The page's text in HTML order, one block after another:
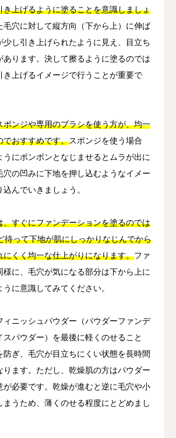
き上げるように塗ることを意識しましょ
毛穴に対して縦方向（下から上）に伸ば
少し引き上げられたように見え、目立ち
あります。決して擦るように塗るのでは
き上げるイメージで行うことが重要で
ポンジや専用のブラシを使う方が、均一
でおすすめです。スポンジを使う場合
うにポンポンとなじませるとムラが出に
穴の凹みに下地を押し込むようなイメー
んでいきましょう。
、すぐにファンデーションを塗るのでは
待って下地が肌にしっかりなじんでから
にくく均一な仕上がりになります。ファ
様に、毛穴が気になる部分は下から上に
に意識してみてください。
ィニッシュパウダー（パウダーファンデ
スパウダー）を最後に軽くのせること
防ぎ、毛穴が目立ちにくい状態を長時間
ります。ただし、乾燥肌の方はパウダー
が必要です。乾燥が進むと逆に毛穴や小
まうため、薄くのせる程度にとどめまし